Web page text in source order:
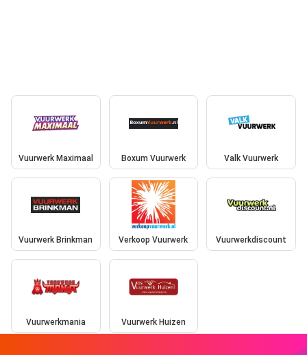
Vuurwerk Maximaal Boxum Vuurwerk Valk Vuurwerk
Vuurwerk Brinkman Verkoop Vuurwerk Vuurwerkdiscount
Vuurwerkmania Vuurwerk Huizen